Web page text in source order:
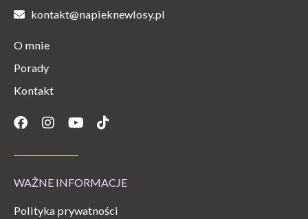
kontakt@napieknewlosy.pl
O mnie
Porady
Kontakt
Facebook
Instagram
YoutubeTiktok
WAŻNE INFORMACJE
Polityka prywatności